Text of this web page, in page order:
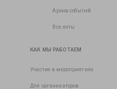
Архив событий
Все яхты
КАК МЫ РАБОТАЕМ
Участие в мероприятиях
Для организаторов